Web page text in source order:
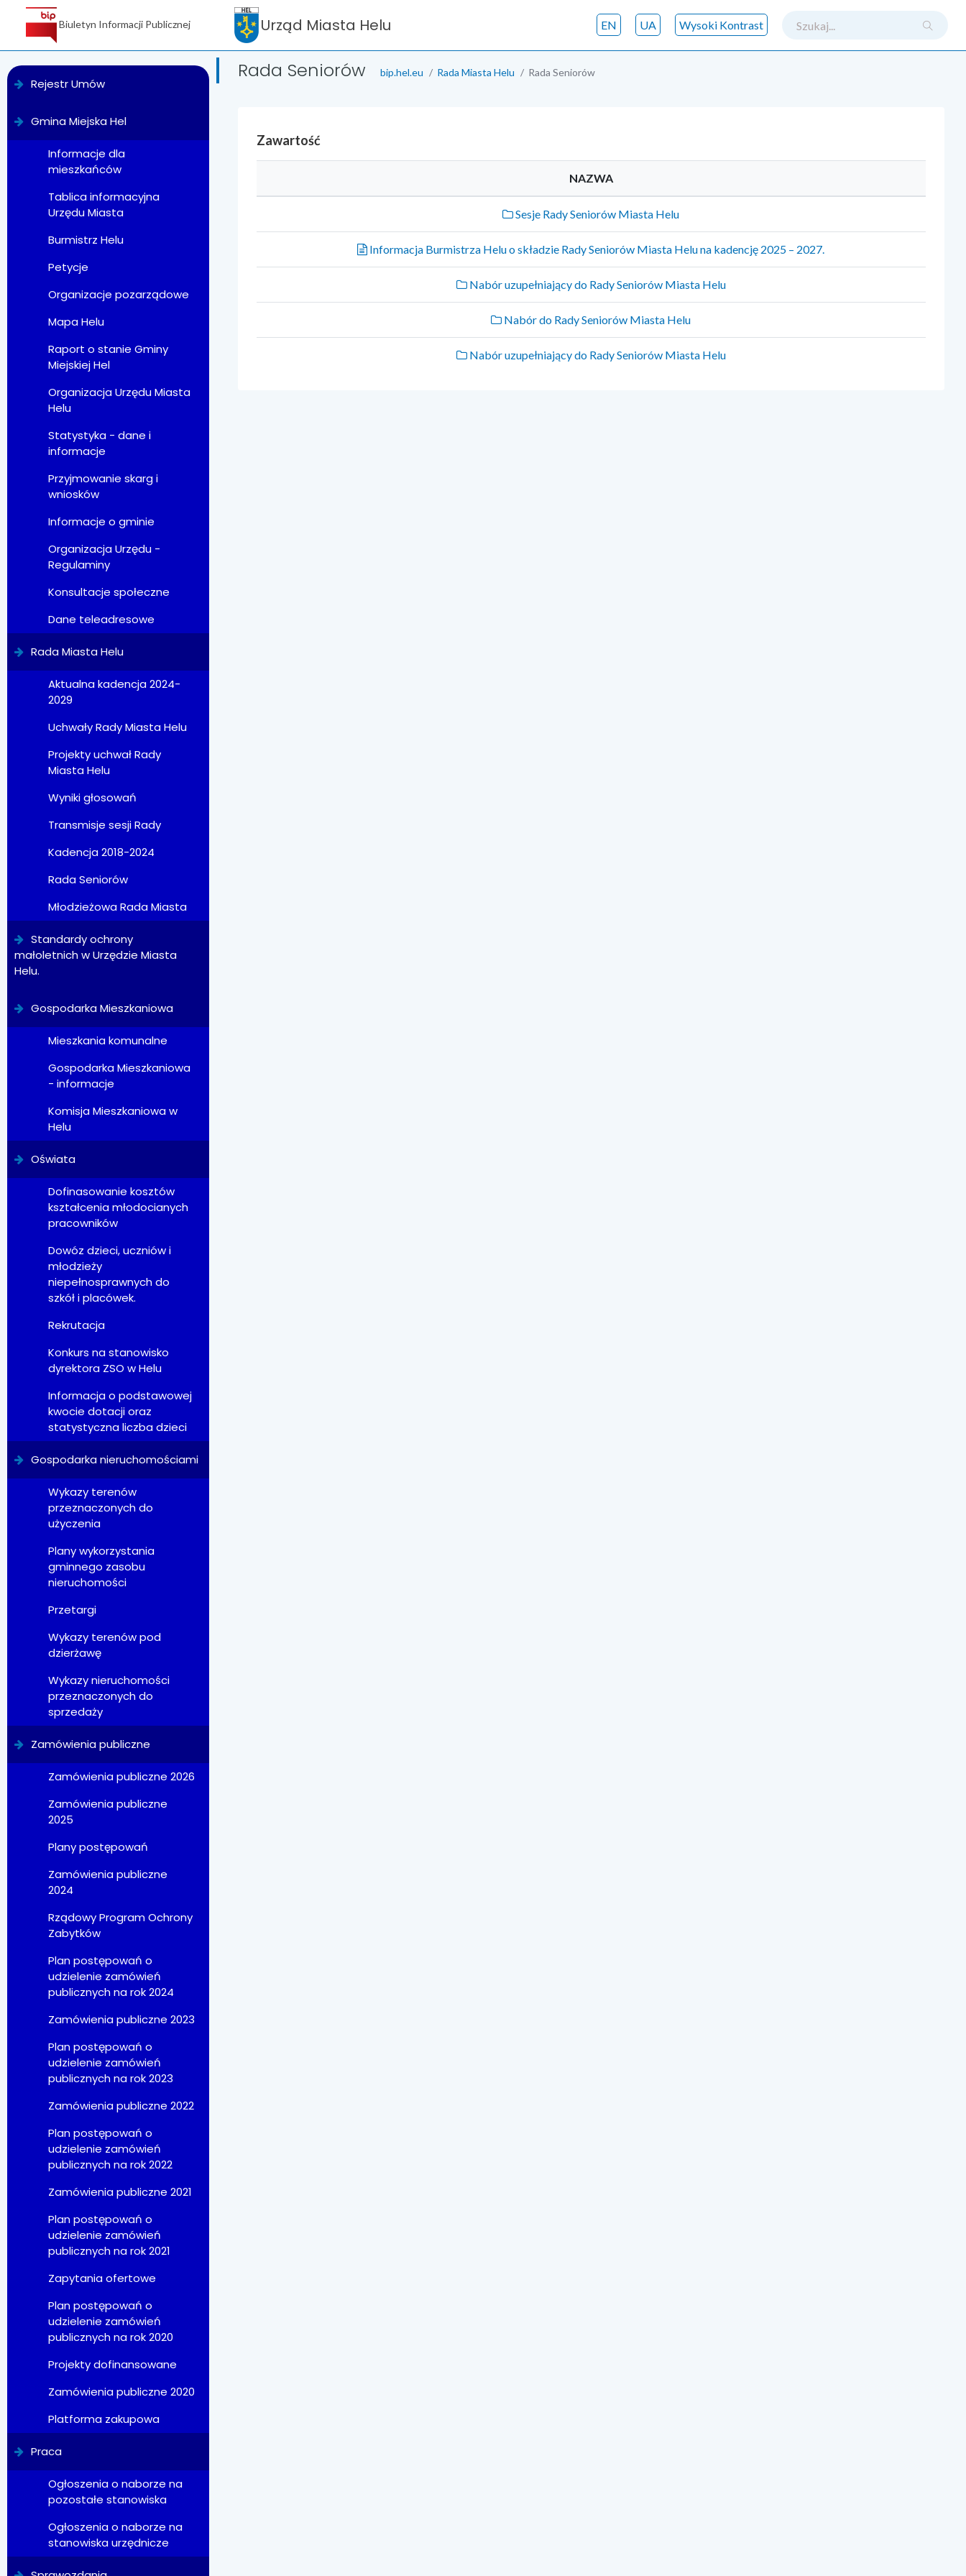
Biuletyn Informacji Publicznej
Rejestr Umów
Gmina Miejska Hel
Informacje dla
mieszkańców
Tablica informacyjna
Urzędu Miasta
Burmistrz Helu
Petycje
Organizacje pozarządowe
Mapa Helu
Raport o stanie Gminy
Miejskiej Hel
Organizacja Urzędu Miasta
Helu
Statystyka - dane i
informacje
Przyjmowanie skarg i
wniosków
Informacje o gminie
Organizacja Urzędu -
Regulaminy
Konsultacje społeczne
Dane teleadresowe
Rada Miasta Helu
Aktualna kadencja 2024-
2029
Uchwały Rady Miasta Helu
Projekty uchwał Rady
Miasta Helu
Wyniki głosowań
Transmisje sesji Rady
Kadencja 2018-2024
Rada Seniorów
Młodzieżowa Rada Miasta
Standardy ochrony
małoletnich w Urzędzie Miasta
Helu.
Gospodarka Mieszkaniowa
Mieszkania komunalne
Gospodarka Mieszkaniowa
- informacje
Komisja Mieszkaniowa w
Helu
Oświata
Dofinasowanie kosztów
kształcenia młodocianych
pracowników
Dowóz dzieci, uczniów i
młodzieży
niepełnosprawnych do
szkół i placówek.
Rekrutacja
Konkurs na stanowisko
dyrektora ZSO w Helu
Informacja o podstawowej
kwocie dotacji oraz
statystyczna liczba dzieci
Gospodarka nieruchomościami
Wykazy terenów
przeznaczonych do
użyczenia
Plany wykorzystania
gminnego zasobu
nieruchomości
Przetargi
Wykazy terenów pod
dzierżawę
Wykazy nieruchomości
przeznaczonych do
sprzedaży
Zamówienia publiczne
Zamówienia publiczne 2026
Zamówienia publiczne
2025
Plany postępowań
Zamówienia publiczne
2024
Rządowy Program Ochrony
Zabytków
Plan postępowań o
udzielenie zamówień
publicznych na rok 2024
Zamówienia publiczne 2023
Plan postępowań o
udzielenie zamówień
publicznych na rok 2023
Zamówienia publiczne 2022
Plan postępowań o
udzielenie zamówień
publicznych na rok 2022
Zamówienia publiczne 2021
Plan postępowań o
udzielenie zamówień
publicznych na rok 2021
Zapytania ofertowe
Plan postępowań o
udzielenie zamówień
publicznych na rok 2020
Projekty dofinansowane
Zamówienia publiczne 2020
Platforma zakupowa
Praca
Ogłoszenia o naborze na
pozostałe stanowiska
Ogłoszenia o naborze na
stanowiska urzędnicze
Urząd Miasta Helu Wysoki Kontrast
UA
EN
Rada Seniorów bip.hel.eu Rada Miasta Helu Rada Seniorów
Zawartość
NAZWA
Sesje Rady Seniorów Miasta Helu
Informacja Burmistrza Helu o składzie Rady Seniorów Miasta Helu na kadencję 2025 – 2027.
Nabór uzupełniający do Rady Seniorów Miasta Helu
Nabór do Rady Seniorów Miasta Helu
Nabór uzupełniający do Rady Seniorów Miasta Helu